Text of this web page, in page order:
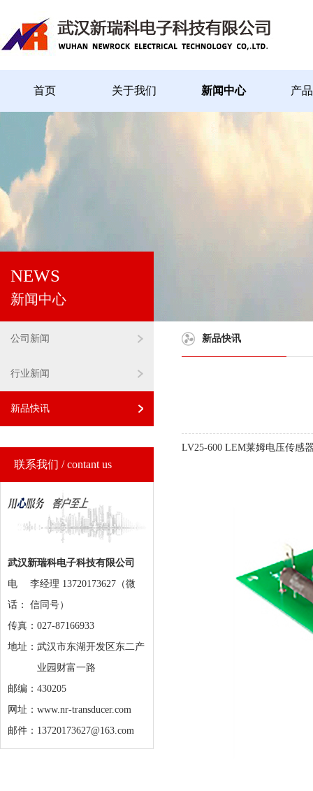
首页 关于我们 新闻中心 产
NEWS
新闻中心
公司新闻
行业新闻
新品快讯
联系我们 / contant us
武汉新瑞科电子科技有限公司
电
话：
李经理 13720173627（微
信同号）
传真：027-87166933
地址： 武汉市东湖开发区东二产
业园财富一路
邮编：430205
网址：www.nr-transducer.com
邮件：13720173627@163.com
新品快讯
LV25-600 LEM莱姆电压传感